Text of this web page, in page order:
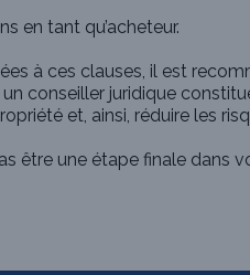
en tant qu’acheteur.
à ces clauses, il est
conseiller juridique
et, ainsi, réduire les
être une étape finale dans